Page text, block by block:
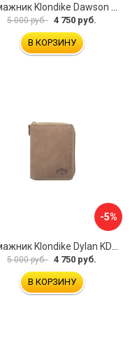
Бумажник Klondike Dawson KD1124-03
5 000 руб. 4 750 руб.
В КОРЗИНУ
-5%
5 000 руб. 4 750 руб.
В КОРЗИНУ